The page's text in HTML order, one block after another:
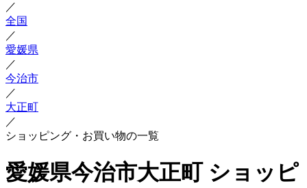
／
全国
／
愛媛県
／
今治市
／
大正町
／
ショッピング・お買い物の一覧
愛媛県今治市大正町 ショッピ